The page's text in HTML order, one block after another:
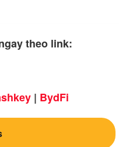
theo link:
| BydFi